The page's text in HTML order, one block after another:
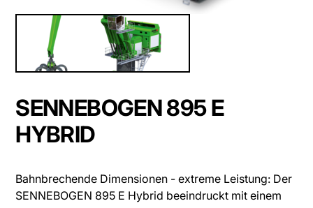
SENNEBOGEN 895 E
HYBRID
Bahnbrechende Dimensionen - extreme Leistung: Der
SENNEBOGEN 895 E Hybrid beeindruckt mit einem